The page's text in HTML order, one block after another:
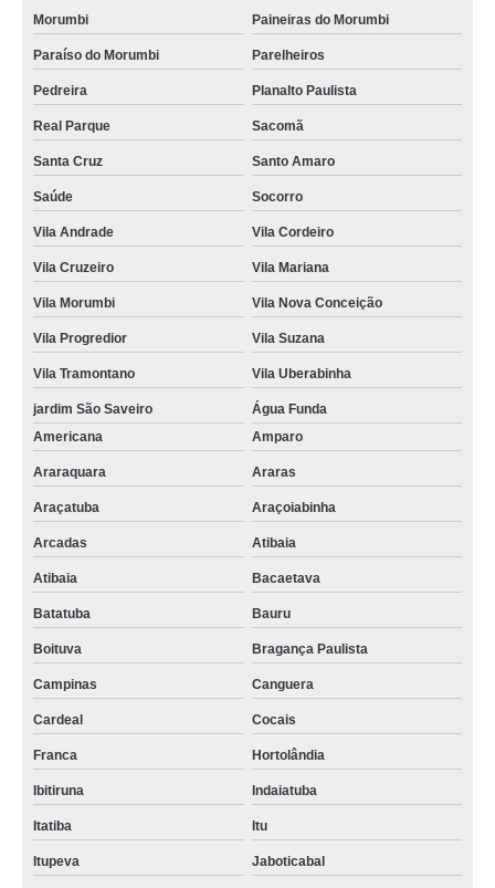
Morumbi Paineiras do Morumbi
Paraíso do Morumbi Parelheiros
Pedreira Planalto Paulista
Real Parque Sacomã
Santa Cruz Santo Amaro
Saúde Socorro
Vila Andrade Vila Cordeiro
Vila Cruzeiro Vila Mariana
Vila Morumbi Vila Nova Conceição
Vila Progredior Vila Suzana
Vila Tramontano Vila Uberabinha
jardim São Saveiro
Água Funda
Americana
Amparo
Araraquara Araras
Araçatuba Araçoiabinha
Arcadas Atibaia
Atibaia Bacaetava
Batatuba Bauru
Boituva Bragança Paulista
Campinas Canguera
Cardeal Cocais
Franca Hortolândia
Ibitiruna Indaiatuba
Itatiba Itu
Itupeva Jaboticabal